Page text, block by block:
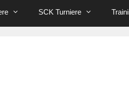
SCK Turniere